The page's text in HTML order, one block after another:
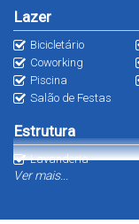
Lazer
Bicicletário
Coworking
Piscina
Salão de Festas
Estrutura
Lavanderia
Ver mais...